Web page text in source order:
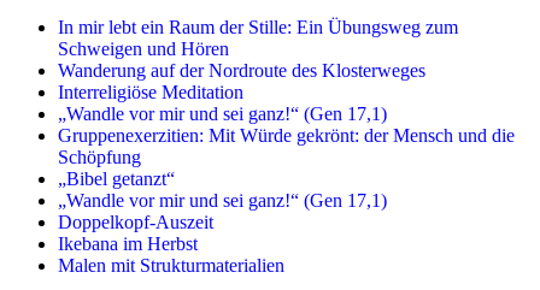
In mir lebt ein Raum der Stille: Ein Übungsweg zum
Schweigen und Hören
Wanderung auf der Nordroute des Klosterweges
Interreligiöse Meditation
„Wandle vor mir und sei ganz!“ (Gen 17,1)
Gruppenexerzitien: Mit Würde gekrönt: der Mensch und die
Schöpfung
„Bibel getanzt“
„Wandle vor mir und sei ganz!“ (Gen 17,1)
Doppelkopf-Auszeit
Ikebana im Herbst
Malen mit Strukturmaterialien